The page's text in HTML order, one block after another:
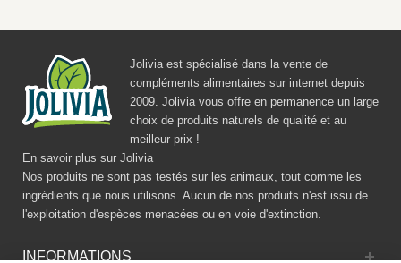
Jolivia est spécialisé dans la vente de
compléments alimentaires sur internet depuis
2009. Jolivia vous offre en permanence un large
choix de produits naturels de qualité et au
meilleur prix !
En savoir plus sur Jolivia
Nos produits ne sont pas testés sur les animaux, tout comme les
ingrédients que nous utilisons. Aucun de nos produits n'est issu de
l'exploitation d'espèces menacées ou en voie d'extinction.
INFORMATIONS